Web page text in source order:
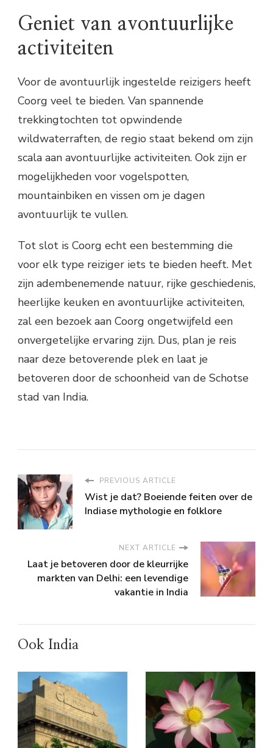
Geniet van avontuurlijke
activiteiten
Voor de avontuurlijk ingestelde reizigers heeft
Coorg veel te bieden. Van spannende
trekkingtochten tot opwindende
wildwaterraften, de regio staat bekend om zijn
scala aan avontuurlijke activiteiten. Ook zijn er
mogelijkheden voor vogelspotten,
mountainbiken en vissen om je dagen
avontuurlijk te vullen.
Tot slot is Coorg echt een bestemming die
voor elk type reiziger iets te bieden heeft. Met
zijn adembenemende natuur, rijke geschiedenis,
heerlijke keuken en avontuurlijke activiteiten,
zal een bezoek aan Coorg ongetwijfeld een
onvergetelijke ervaring zijn. Dus, plan je reis
naar deze betoverende plek en laat je
betoveren door de schoonheid van de Schotse
stad van India.
PREVIOUS ARTICLE
Wist je dat? Boeiende feiten over de
Indiase mythologie en folklore
NEXT ARTICLE
Laat je betoveren door de kleurrijke
markten van Delhi: een levendige
vakantie in India
Ook India